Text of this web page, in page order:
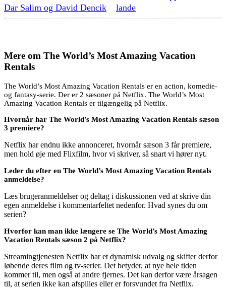
Dar Salim og David Dencik
lande
Mere om The World’s Most Amazing Vacation
Rentals
The World’s Most Amazing Vacation Rentals er en action, komedie-
og fantasy-serie. Der er 2 sæsoner på Netflix. The World’s Most
Amazing Vacation Rentals er tilgængelig på Netflix.
Hvornår har The World’s Most Amazing Vacation Rentals sæson
3 premiere?
Netflix har endnu ikke annonceret, hvornår sæson 3 får premiere,
men hold øje med Flixfilm, hvor vi skriver, så snart vi hører nyt.
Leder du efter en The World’s Most Amazing Vacation Rentals
anmeldelse?
Læs brugeranmeldelser og deltag i diskussionen ved at skrive din
egen anmeldelse i kommentarfeltet nedenfor. Hvad synes du om
serien?
Hvorfor kan man ikke længere se The World’s Most Amazing
Vacation Rentals sæson 2 på Netflix?
Streamingtjenesten Netflix har et dynamisk udvalg og skifter derfor
løbende deres film og tv-serier. Det betyder, at nye hele tiden
kommer til, men også at andre fjernes. Det kan derfor være årsagen
til, at serien ikke kan afspilles eller er forsvundet fra Netflix.